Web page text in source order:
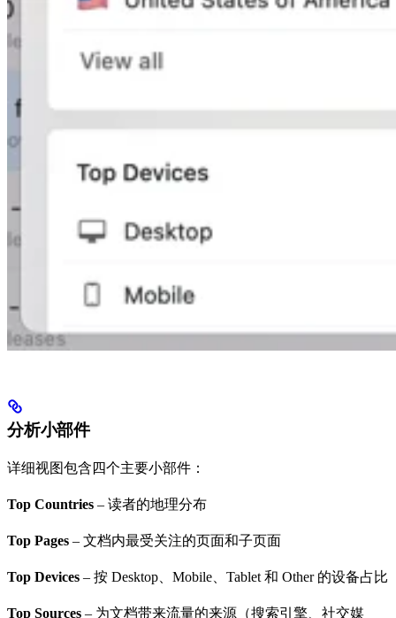
分析小部件
详细视图包含四个主要小部件：
Top Countries – 读者的地理分布
Top Pages – 文档内最受关注的页面和子页面
Top Devices – 按 Desktop、Mobile、Tablet 和 Other 的设备占比
Top Sources – 为文档带来流量的来源（搜索引擎、社交媒